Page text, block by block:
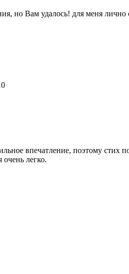
но Вам удалось! для меня
впечатление, поэтому стих
легко.